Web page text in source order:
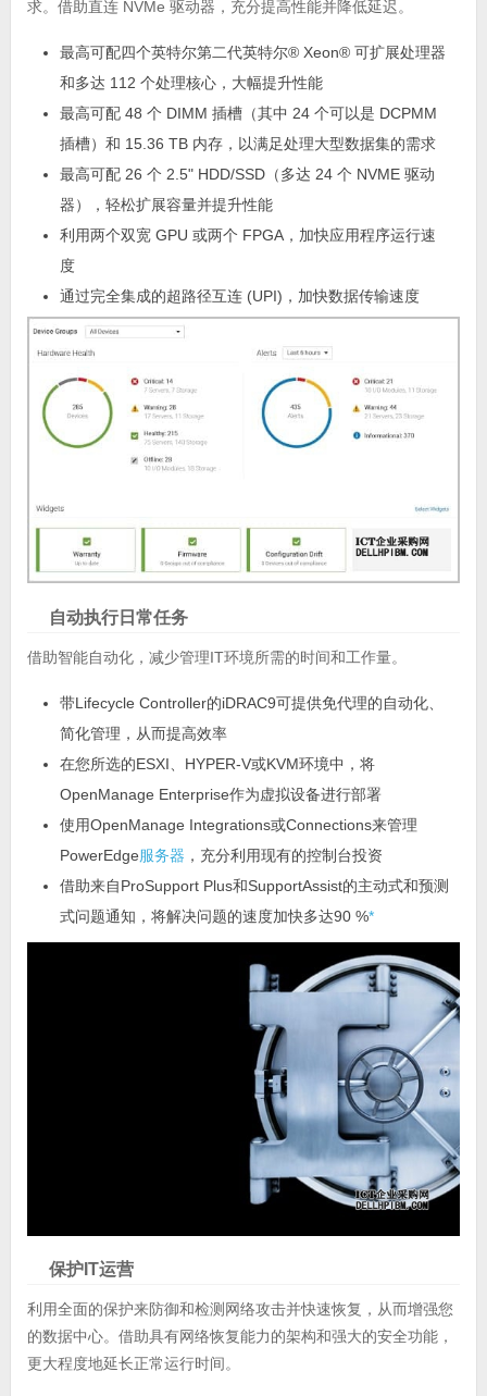
求。借助直连 NVMe 驱动器，充分提高性能并降低延迟。
最高可配四个英特尔第二代英特尔® Xeon® 可扩展处理器
和多达 112 个处理核心，大幅提升性能
最高可配 48 个 DIMM 插槽（其中 24 个可以是 DCPMM
插槽）和 15.36 TB 内存，以满足处理大型数据集的需求
最高可配 26 个 2.5" HDD/SSD（多达 24 个 NVME 驱动
器），轻松扩展容量并提升性能
利用两个双宽 GPU 或两个 FPGA，加快应用程序运行速
度
通过完全集成的超路径互连 (UPI)，加快数据传输速度
自动执行日常任务
借助智能自动化，减少管理IT环境所需的时间和工作量。
带Lifecycle Controller的iDRAC9可提供免代理的自动化、
简化管理，从而提高效率
在您所选的ESXI、HYPER-V或KVM环境中，将
OpenManage Enterprise作为虚拟设备进行部署
使用OpenManage Integrations或Connections来管理
PowerEdge服务器 ，充分利用现有的控制台投资
借助来自ProSupport Plus和SupportAssist的主动式和预测
式问题通知，将解决问题的速度加快多达90 %*
保护IT运营
利用全面的保护来防御和检测网络攻击并快速恢复，从而增强您
的数据中心。借助具有网络恢复能力的架构和强大的安全功能，
更大程度地延长正常运行时间。